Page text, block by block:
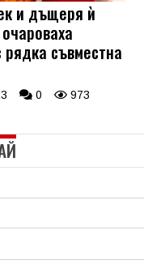
и дъщеря ѝ
съвместна
0 973